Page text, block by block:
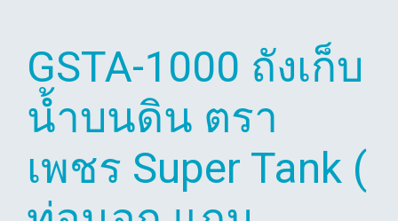
GSTA-1000 ถังเก็บ
น้ำบนดิน ตรา
เพชร Super Tank (